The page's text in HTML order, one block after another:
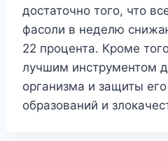
достаточно того, что
фасоли в неделю
22 процента. Кроме
лучшим инструментом
организма и защиты
образований и